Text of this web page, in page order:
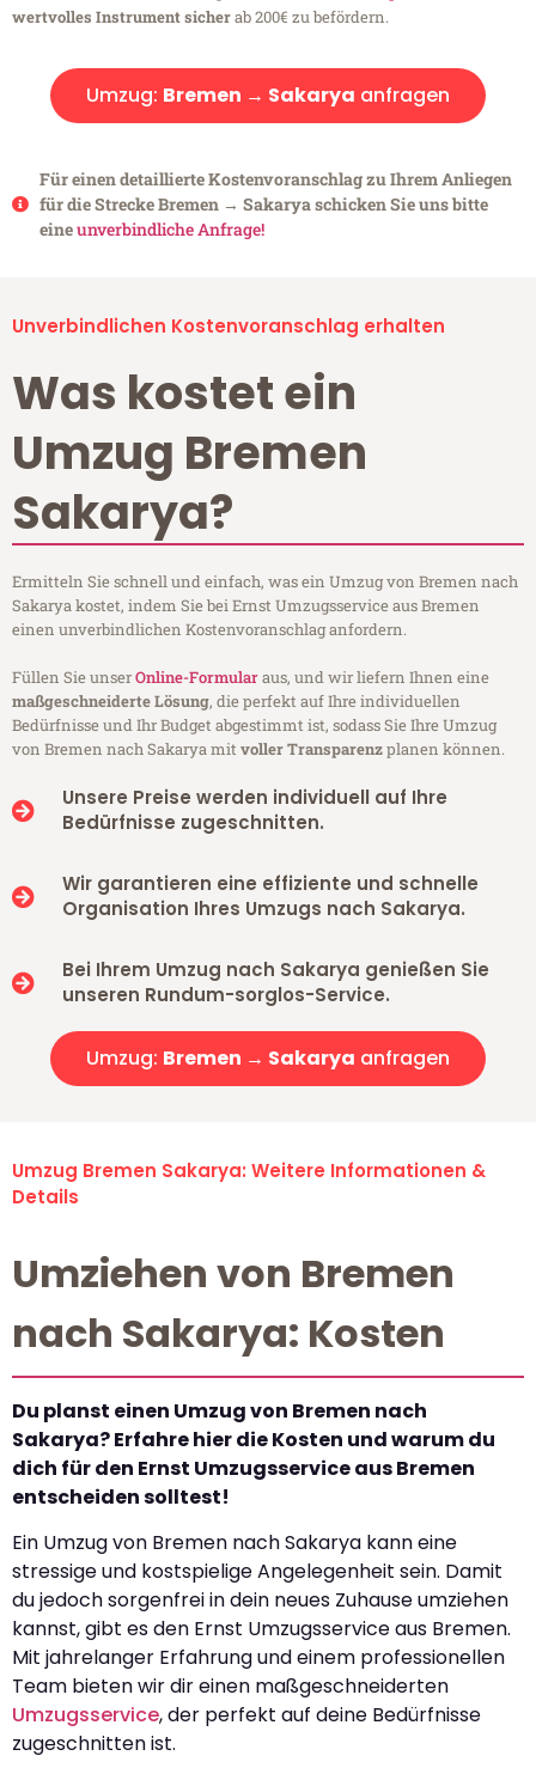
wertvolles Instrument sicherab 200€ zu befördern.
Umzug: Bremen → Sakarya anfragen
Für einen detaillierte Kostenvoranschlag zu Ihrem Anliegen
für die Strecke Bremen → Sakarya schicken Sie uns bitte
eineunverbindliche Anfrage!
Unverbindlichen Kostenvoranschlag erhalten
Was kostet ein
Umzug Bremen
Sakarya?
Ermitteln Sie schnell und einfach, was ein Umzug von Bremen nach
Sakarya kostet, indem Sie bei Ernst Umzugsservice aus Bremen
einen unverbindlichen Kostenvoranschlag anfordern.
Füllen Sie unserOnline-Formularaus, und wir liefern Ihnen eine
maßgeschneiderte Lösung, die perfekt auf Ihre individuellen
Bedürfnisse und Ihr Budget abgestimmt ist, sodass Sie Ihre Umzug
von Bremen nach Sakarya mitvoller Transparenzplanen können.
Unsere Preise werden individuell auf Ihre
Bedürfnisse zugeschnitten.
Wir garantieren eine effiziente und schnelle
Organisation Ihres Umzugs nach Sakarya.
Bei Ihrem Umzug nach Sakarya genießen Sie
unseren Rundum-sorglos-Service.
Umzug: Bremen → Sakarya anfragen
Umzug Bremen Sakarya: Weitere Informationen &
Details
Umziehen von Bremen
nach Sakarya: Kosten
Du planst einen Umzug von Bremen nach
Sakarya? Erfahre hier die Kosten und warum du
dich für den Ernst Umzugsservice aus Bremen
entscheiden solltest!
Ein Umzug von Bremen nach Sakarya kann eine
stressige und kostspielige Angelegenheit sein. Damit
du jedoch sorgenfrei in dein neues Zuhause umziehen
kannst, gibt es den Ernst Umzugsservice aus Bremen.
Mit jahrelanger Erfahrung und einem professionellen
Team bieten wir dir einen maßgeschneiderten
Umzugsservice, der perfekt auf deine Bedürfnisse
zugeschnitten ist.